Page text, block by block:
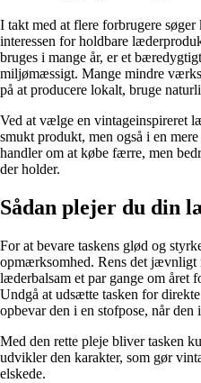
I takt med at flere forbrugere
interessen for holdbare
bruges i mange år, er et
miljømæssigt. Mange mindre
på at producere lokalt, bruge
Ved at vælge en vintageinspireret
smukt produkt, men også i en
handler om at købe færre, men
der holder.
Sådan plejer du din
For at bevare taskens glød og
opmærksomhed. Rens det jævnligt
læderbalsam et par gange om året
Undgå at udsætte tasken for
opbevar den i en stofpose, når den
Med den rette pleje bliver tasken
udvikler den karakter, som gør
elskede.